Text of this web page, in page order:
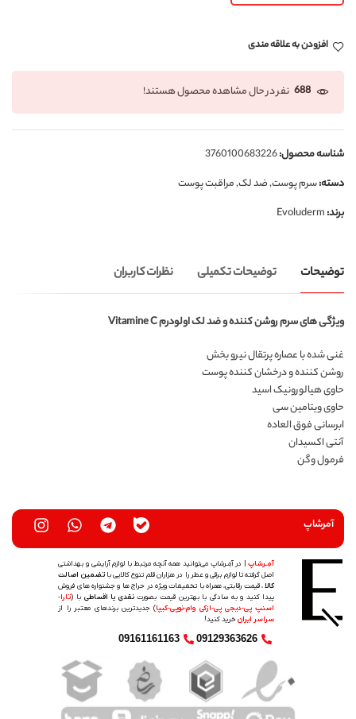
افزودن به علاقه مندی
688 نفر در حال مشاهده محصول هستند!
شناسه محصول:3760100683226
دسته:سرم پوست,ضد لک,مراقبت پوست
برند:Evoluderm
توضیحات توضیحات تکمیلی نظرات کاربران
ویژگی های سرم روشن کننده و ضد لک اولودرم Vitamine C
غنی شده با عصاره پرتقال نیرو بخش
روشن کننده و درخشان کننده پوست
حاوی هیالورونیک اسید
حاوی ویتامین سی
ابرسانی فوق العاده
آنتی اکسیدان
فرمول وگن
آمرشاپ
آمِـرشاپ| در آمِـرشاپ می‌توانید همه آنچه مرتبط با لوازم آرایشی و بهداشتی
اصل گرفته تا لوازم برقی و عطر را در هزاران قلم تنوع کالایی باتضمین اصالت
کالا، قیمت رقابتی، همراه با تخفیفات ویژه در حراج ها و جشنواره های فروش
پیدا کنید و به سادگی با بهترین قیمت بصورتنقدی یا اقساطی با (تارا-
اسنپ پی-دیجی پی-ازکی وام-نوپی-کیپا) جدیدترین‌ برندهای معتبر را از
سراسر ایرانخرید کنید!
09129363626
09161161163